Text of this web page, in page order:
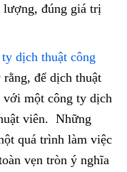
lượng, đúng giá trị
dịch thuật công
rằng, để dịch thuật
với một công ty dịch
viên. Những
quá trình làm việc
vẹn tròn ý nghĩa